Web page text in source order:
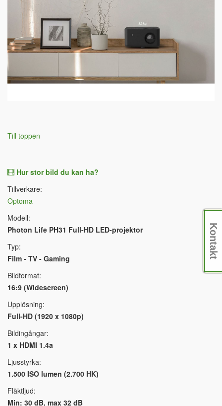
Till toppen
Hur stor bild du kan ha?
Tillverkare:
Optoma
Modell:
Photon Life PH31 Full-HD LED-projektor
Typ:
Film - TV - Gaming
Bildformat:
16:9 (Widescreen)
Upplösning:
Full-HD (1920 x 1080p)
Bildingångar:
1 x HDMI 1.4a
Ljusstyrka:
1.500 ISO lumen (2.700 HK)
Fläktljud:
Min: 30 dB, max 32 dB
Kontakt